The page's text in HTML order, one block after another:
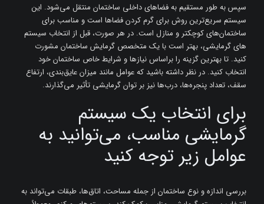
سپس به طور مستقیم به فضاهای داخلی ساختمان منتقل می‌شود. این
سیستم سریع‌ترین روش برای گرم کردن فضاها است و مناسب برای
ساختمان‌های کوچکتر و منازل است. در هر صورت، قبل از انتخاب سیستم
های گرمایشی، بهتر است با یک متخصص گرمایش ساختمان مشورت
کنید. تا بهترین گزینه را براساس نیازها و شرایط خاص ساختمان خود
انتخاب کنید. در نظر داشته باشید که عوامل مانند میزان عایق‌بندی، ارتفاع
سقف، تعداد پنجره‌ها، درب‌ها نیز بر توان گرمایشی تأثیر می‌گذارند.
برای انتخاب یک سیستم
گرمایشی مناسب، می‌توانید به
عوامل زیر توجه کنید
بررسی اندازه و نوع ساختمان از جمله مساحت، اتاق‌ها، طبقات می‌تواند به